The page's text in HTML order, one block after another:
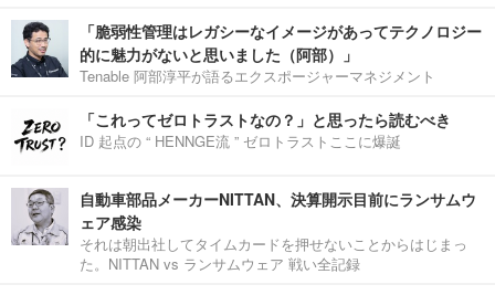
「脆弱性管理はレガシーなイメージがあってテクノロジー
的に魅力がないと思いました（阿部）」
Tenable 阿部淳平が語るエクスポージャーマネジメント
「これってゼロトラストなの？」と思ったら読むべき
ID 起点の “ HENNGE流 ” ゼロトラストここに爆誕
自動車部品メーカーNITTAN、決算開示目前にランサムウ
ェア感染
それは朝出社してタイムカードを押せないことからはじまっ
た。NITTAN vs ランサムウェア 戦い全記録